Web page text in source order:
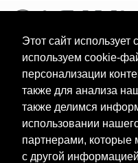
Этот сайт
используем cookie-
персонализации
также для анализа
также делимся
использовании
партнерами, которые
с другой
ГЛАВНАЯ Resorts